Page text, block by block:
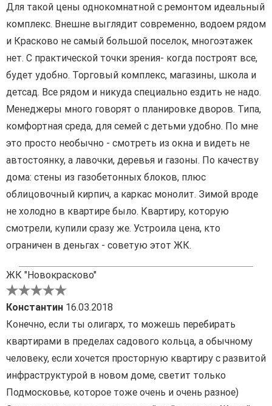
Для такой цены однокомнатной с ремонтом идеальный
комплекс. Внешне выглядит современно, водоем рядом
и Красково не самый большой поселок, многоэтажек
нет. С практической точки зрения- когда построят все,
будет удобно. Торговый комплекс, магазины, школа и
детсад. Все рядом и никуда специально ездить не надо.
Менеджеры много говорят о планировке дворов. Типа,
комфортная среда, для семей с детьми удобно. По мне
это просто необычно - смотреть из окна и видеть не
автостоянку, а лавочки, деревья и газоны. По качеству
дома: стены из газобетонных блоков, плюс
облицовочный кирпич, а каркас монолит. Зимой вроде
не холодно в квартире было. Квартиру, которую
смотрели, купили сразу же. Устроила цена, кто
ограничен в деньгах - советую этот ЖК.
ЖК "Новокрасково"
Константин 16.03.2018
Конечно, если ты олигарх, то можешь перебирать
квартирами в пределах садового кольца, а обычному
человеку, если хочется просторную квартиру с развитой
инфраструктурой в новом доме, светит только
Подмосковье, которое тоже очень и очень разное)